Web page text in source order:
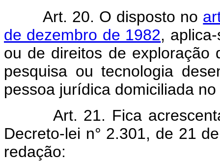
Art. 20. O disposto no
de dezembro de 1982,
ou de direitos de exploração
pesquisa ou tecnologia
pessoa jurídica domiciliada
Art. 21. Fica
Decreto-lei n° 2.301, de 21
redação: